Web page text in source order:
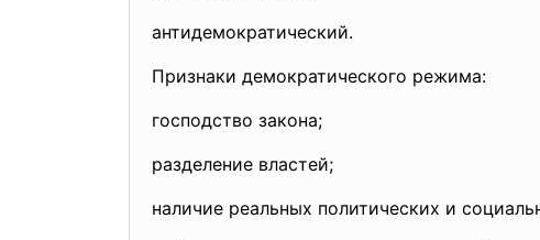
антидемократический.
Признаки демократического режима:
господство закона;
разделение властей;
наличие реальных политических и